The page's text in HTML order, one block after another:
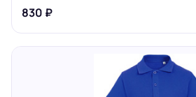
830 ₽